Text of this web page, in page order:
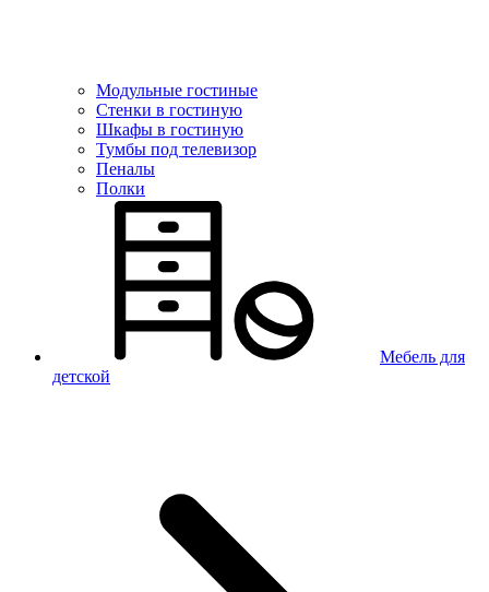
Модульные гостиные
Стенки в гостиную
Шкафы в гостиную
Тумбы под телевизор
Пеналы
Полки
Мебель для
детской